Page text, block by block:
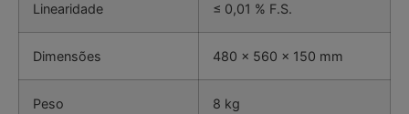
Linearidade ≤ 0,01 % F.S.
Dimensões 480 x 560 x 150 mm
Peso 8 kg